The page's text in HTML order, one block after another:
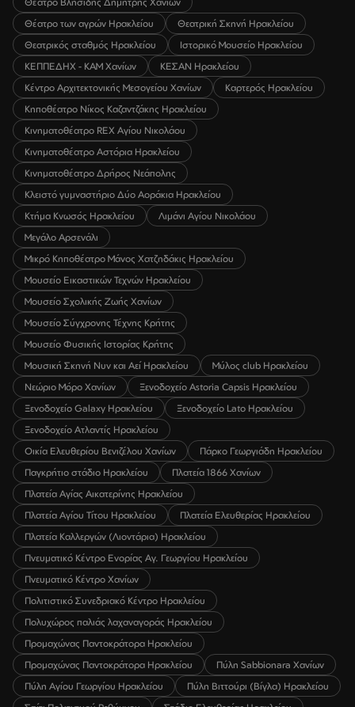
Θέατρο των αγρών Ηρακλείου
Θεατρική Σκηνή Ηρακλείου
Θεατρικός σταθμός Ηρακλείου
Ιστορικό Μουσείο Ηρακλείου
ΚΕΠΠΕΔΗΧ - ΚΑΜ Χανίων
ΚΕΣΑΝ Ηρακλείου
Κέντρο Αρχιτεκτονικής Μεσογείου Χανίων
Καρτερός Ηρακλείου
Κηποθέατρο Νίκος Καζαντζάκης Ηρακλείου
Κινηματοθέατρο REX Αγίου Νικολάου
Κινηματοθέατρο Αστόρια Ηρακλείου
Κινηματοθέατρο Δρήρος Νεάπολης
Κλειστό γυμναστήριο Δύο Αοράκια Ηρακλείου
Κτήμα Κνωσός Ηρακλείου
Λιμάνι Αγίου Νικολάου
Μεγάλο Αρσενάλι
Μικρό Κηποθέατρο Μάνος Χατζηδάκις Ηρακλείου
Μουσείο Εικαστικών Τεχνών Ηρακλείου
Μουσείο Σχολικής Ζωής Χανίων
Μουσείο Σύγχρονης Τέχνης Κρήτης
Μουσείο Φυσικής Ιστορίας Κρήτης
Μουσική Σκηνή Νυν και Αεί Ηρακλείου
Μύλος club Ηρακλείου
Νεώριο Μόρο Χανίων
Ξενοδοχείο Astoria Capsis Ηρακλείου
Ξενοδοχείο Galaxy Ηρακλείου
Ξενοδοχείο Lato Ηρακλείου
Ξενοδοχείο Ατλαντίς Ηρακλείου
Οικία Ελευθερίου Βενιζέλου Χανίων
Πάρκο Γεωργιάδη Ηρακλείου
Παγκρήτιο στάδιο Ηρακλείου
Πλατεία 1866 Χανίων
Πλατεία Αγίας Αικατερίνης Ηρακλείου
Πλατεία Αγίου Τίτου Ηρακλείου
Πλατεία Ελευθερίας Ηρακλείου
Πλατεία Καλλεργών (Λιοντάρια) Ηρακλείου
Πνευματικό Κέντρο Ενορίας Αγ. Γεωργίου Ηρακλείου
Πνευματικό Κέντρο Χανίων
Πολιτιστικό Συνεδριακό Κέντρο Ηρακλείου
Πολυχώρος παλιάς λαχαναγοράς Ηρακλείου
Προμαχώνας Παντοκράτορα Ηρακλείου
Προμαχώνας Παντοκράτορα Ηρακλείου
Πύλη Sabbionara Χανίων
Πύλη Αγίου Γεωργίου Ηρακλείου
Πύλη Βιττούρι (Βίγλα) Ηρακλείου